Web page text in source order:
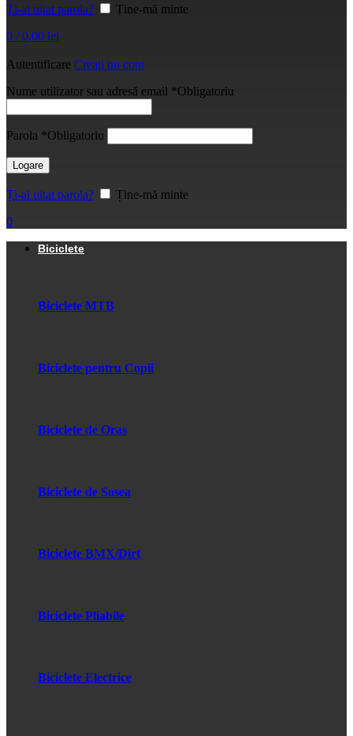
Ți-ai uitat parola?
Ține-mă minte
0 / 0,00 lei
Autentificare Creați un cont
Nume utilizator sau adresă email *Obligatoriu
Parola *Obligatoriu
Logare
Ți-ai uitat parola?
Ține-mă minte
0
Biciclete
Biciclete MTB
Biciclete pentru Copii
Biciclete de Oras
Biciclete de Sosea
Biciclete BMX/Dirt
Biciclete Pliabile
Biciclete Electrice